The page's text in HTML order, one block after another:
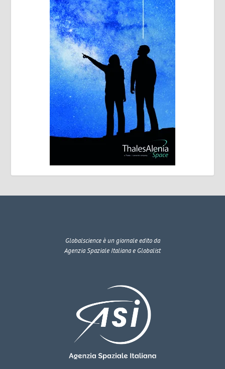
Globalscienceè un giornale edito da
Agenzia Spaziale Italiana e Globalist